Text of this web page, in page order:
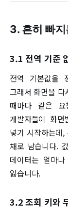
3. 흔히 빠
3.1 전역 기준
전역 기본값을
그래서 화면을
때마다 같은
개발자들이 화
넣기 시작하는데
채로 남습니다.
데이터는 얼마
잃습니다.
3.2 조회 키와